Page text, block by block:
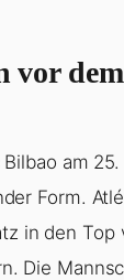
vor
am
Form.
in den Top
Die